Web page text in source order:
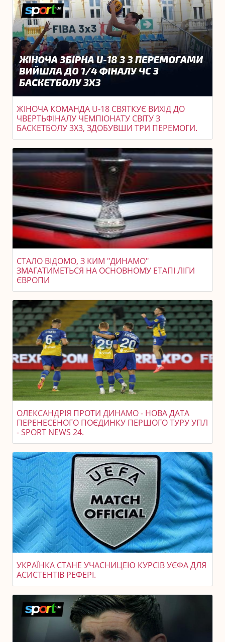
ЖІНОЧА КОМАНДА U-18 СВЯТКУЄ ВИХІД ДО
ЧВЕРТЬФІНАЛУ ЧЕМПІОНАТУ СВІТУ З
БАСКЕТБОЛУ 3X3, ЗДОБУВШИ ТРИ ПЕРЕМОГИ.
СТАЛО ВІДОМО, З КИМ "ДИНАМО"
ЗМАГАТИМЕТЬСЯ НА ОСНОВНОМУ ЕТАПІ ЛІГИ
ЄВРОПИ
ОЛЕКСАНДРІЯ ПРОТИ ДИНАМО - НОВА ДАТА
ПЕРЕНЕСЕНОГО ПОЄДИНКУ ПЕРШОГО ТУРУ УПЛ
- SPORT NEWS 24.
УКРАЇНКА СТАНЕ УЧАСНИЦЕЮ КУРСІВ УЄФА ДЛЯ
АСИСТЕНТІВ РЕФЕРІ.